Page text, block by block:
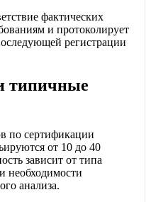
фактических
и протоколирует
регистрации
типичные
по сертификации
от 10 до 40
зависит от типа
необходимости
анализа.